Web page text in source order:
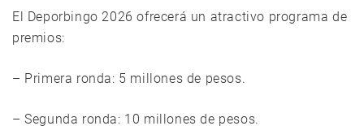
El Deporbingo 2026 ofrecerá un atractivo programa de
premios:
– Primera ronda: 5 millones de pesos.
– Segunda ronda: 10 millones de pesos.